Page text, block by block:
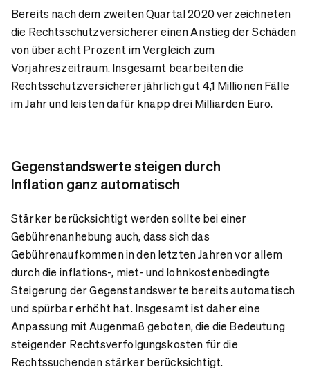
Bereits nach dem zweiten Quartal 2020 verzeichneten
die Rechtsschutzversicherer einen Anstieg der Schäden
von über acht Prozent im Vergleich zum
Vorjahreszeitraum. Insgesamt bearbeiten die
Rechtsschutzversicherer jährlich gut 4,1 Millionen Fälle
im Jahr und leisten dafür knapp drei Milliarden Euro.
Gegenstandswerte steigen durch
Inflation ganz automatisch
Stärker berücksichtigt werden sollte bei einer
Gebührenanhebung auch, dass sich das
Gebührenaufkommen in den letzten Jahren vor allem
durch die inflations-, miet- und lohnkostenbedingte
Steigerung der Gegenstandswerte bereits automatisch
und spürbar erhöht hat. Insgesamt ist daher eine
Anpassung mit Augenmaß geboten, die die Bedeutung
steigender Rechtsverfolgungskosten für die
Rechtssuchenden stärker berücksichtigt.